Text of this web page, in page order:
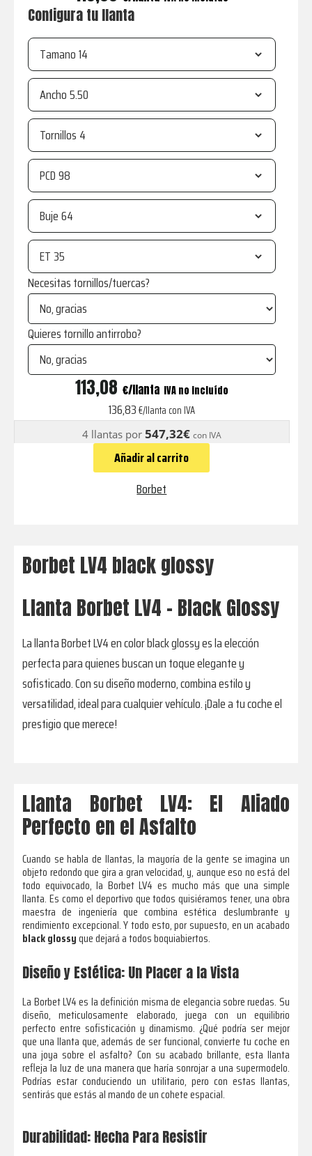
Configura tu llanta
Tamano
Ancho
Tornillos
PCD
Buje
ET
Necesitas tornillos/tuercas?
Quieres tornillo antirrobo?
glossy
cantidad
113,08 € IVA no incluído
136,83€/llanta con IVA
4 llantas por 547,32€ con IVA
Añadir al carrito
Borbet
Borbet LV4 black glossy
Llanta Borbet LV4 - Black Glossy
La llanta Borbet LV4 en color black glossy es la elección
perfecta para quienes buscan un toque elegante y
sofisticado. Con su diseño moderno, combina estilo y
versatilidad, ideal para cualquier vehículo. ¡Dale a tu coche el
prestigio que merece!
Llanta Borbet LV4: El Aliado
Perfecto en el Asfalto
Cuando se habla de llantas, la mayoría de la gente se imagina un
objeto redondo que gira a gran velocidad, y, aunque eso no está del
todo equivocado, la Borbet LV4 es mucho más que una simple
llanta. Es como el deportivo que todos quisiéramos tener, una obra
maestra de ingeniería que combina estética deslumbrante y
rendimiento excepcional. Y todo esto, por supuesto, en un acabado
black glossyque dejará a todos boquiabiertos.
Diseño y Estética: Un Placer a la Vista
La Borbet LV4 es la definición misma de elegancia sobre ruedas. Su
diseño, meticulosamente elaborado, juega con un equilibrio
perfecto entre sofisticación y dinamismo. ¿Qué podría ser mejor
que una llanta que, además de ser funcional, convierte tu coche en
una joya sobre el asfalto? Con su acabado brillante, esta llanta
refleja la luz de una manera que haría sonrojar a una supermodelo.
Podrías estar conduciendo un utilitario, pero con estas llantas,
sentirás que estás al mando de un cohete espacial.
Durabilidad: Hecha Para Resistir